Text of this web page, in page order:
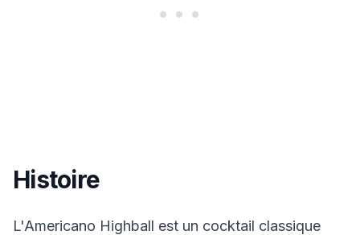
Histoire
L'Americano Highball est un cocktail classique